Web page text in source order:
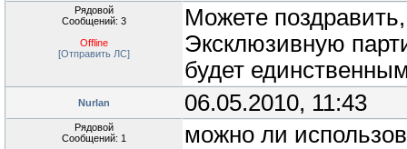
Рядовой
Сообщений: 3
Offline
[Отправить ЛС]
Можете
Эксклюзивную
будет
Nurlan 06.05.2010, 11:43
Рядовой
Сообщений: 1
можно ли